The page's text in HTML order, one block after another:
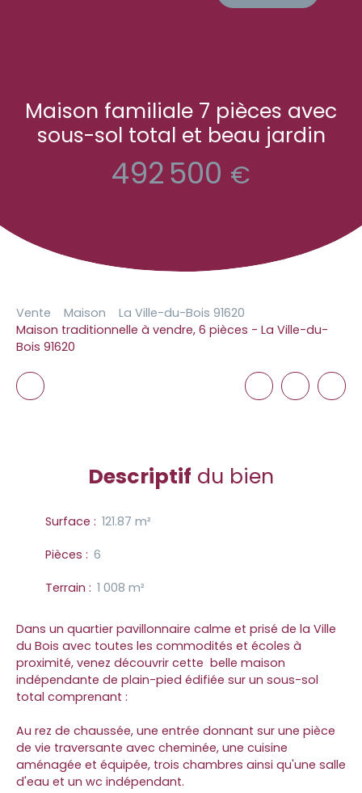
Maison familiale 7 pièces avec
sous-sol total et beau jardin
492 500 €
Vente Maison
La Ville-du-Bois 91620
Maison traditionnelle à vendre, 6 pièces - La Ville-du-
Bois 91620
Descriptif du bien
Surface : 121.87 m²
Pièces : 6
Terrain : 1 008 m²
Dans un quartier pavillonnaire calme et prisé de la Ville
du Bois avec toutes les commodités et écoles à
proximité, venez découvrir cette belle maison
indépendante de plain-pied édifiée sur un sous-sol
total comprenant :
Au rez de chaussée, une entrée donnant sur une pièce
de vie traversante avec cheminée, une cuisine
aménagée et équipée, trois chambres ainsi qu'une salle
d'eau et un wc indépendant.